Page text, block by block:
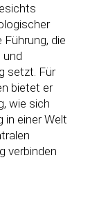
Führung, die
setzt. Für
bietet er
wie sich
in einer Welt
verbinden